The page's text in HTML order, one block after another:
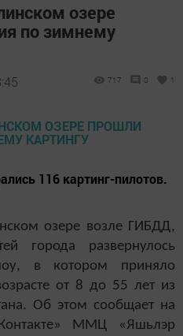
озере
по зимнему
717 0 1
116 картинг-пилотов.
озере возле ГИБДД,
города развернулось
в котором приняло
от 8 до 55 лет из
Об этом сообщает на
ММЦ «Яшьлэр